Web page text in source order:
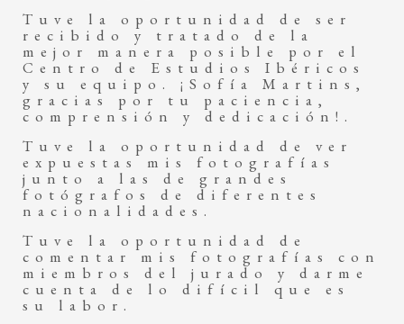
Tuve la oportunidad de ser
recibido y tratado de la
mejor manera posible por el
Centro de Estudios Ibéricos
y su equipo. ¡Sofía Martins,
gracias por tu paciencia,
comprensión y dedicación!.
Tuve la oportunidad de ver
expuestas mis fotografías
junto a las de grandes
fotógrafos de diferentes
nacionalidades.
Tuve la oportunidad de
comentar mis fotografías con
miembros del jurado y darme
cuenta de lo difícil que es
su labor.